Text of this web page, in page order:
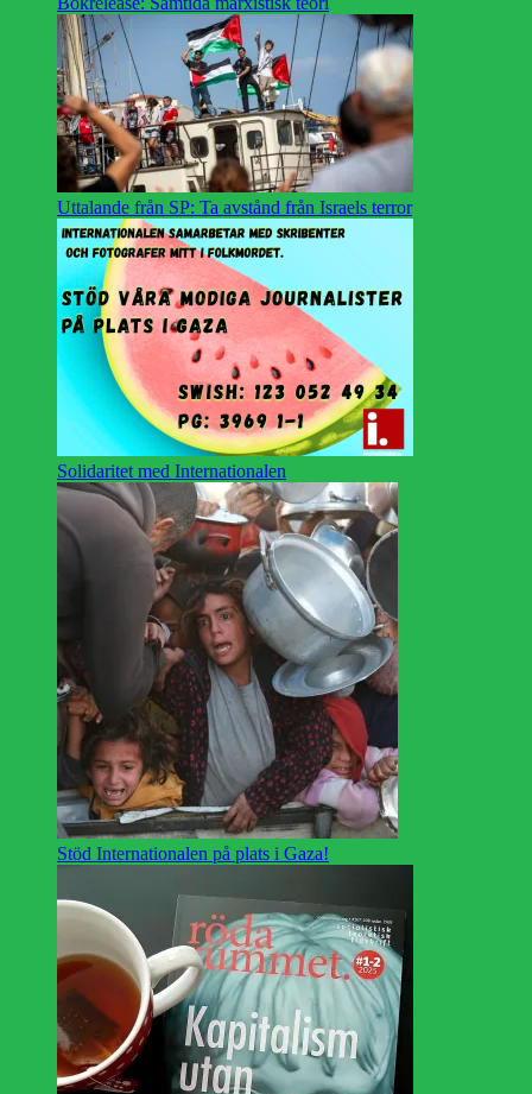
Uttalande från SP: Ta avstånd från Israels terror
Solidaritet med Internationalen
Stöd Internationalen på plats i Gaza!